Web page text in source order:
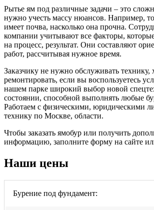
Рытье ям под различные задачи – это
нужно учесть массу нюансов. Например,
имеет почва, насколько она прочна.
компании учитывают все факторы,
на процесс, результат. Они составляют
работ, рассчитывая нужное время.
Заказчику не нужно обслуживать технику,
ремонтировать, если вы воспользуетесь
нашем парке широкий выбор новой
состоянии, способной выполнять любые
Работаем с физическими, юридическими
технику по Москве, области.
Чтобы заказать ямобур или получить
информацию, заполните форму на сайте
Наши цены
Бурение под фундамент: